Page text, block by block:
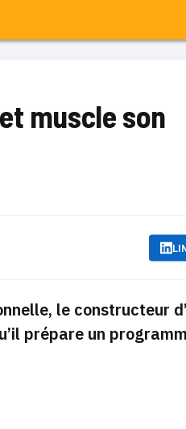
muscle son
le constructeur
prépare un